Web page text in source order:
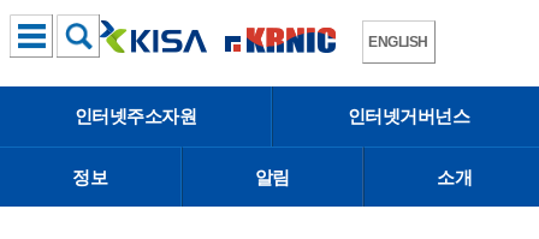
ENGLISH
인터넷주소자원 인터넷거버넌스
정보 알림 소개